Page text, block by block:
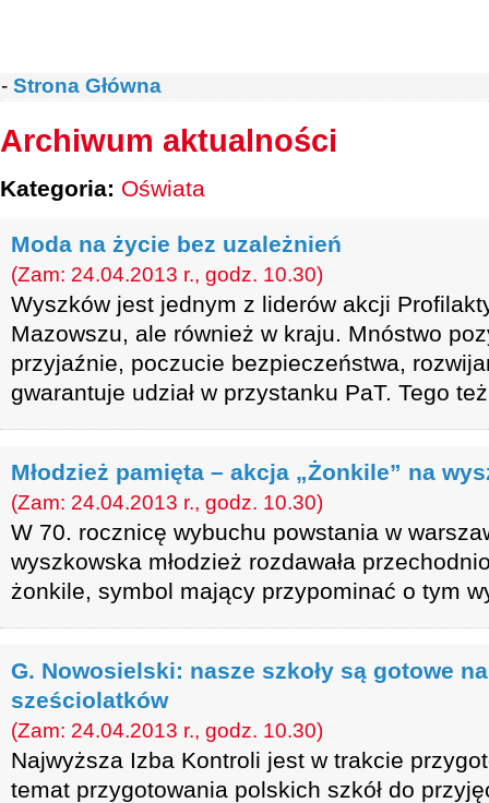
- Strona Główna
Archiwum aktualności
Kategoria: Oświata
Moda na życie bez uzależnień
(Zam: 24.04.2013 r., godz. 10.30)
Wyszków jest jednym z liderów akcji
Mazowszu, ale również w kraju. Mnóstwo
przyjaźnie, poczucie bezpieczeństwa,
gwarantuje udział w przystanku PaT. Tego
Młodzież pamięta – akcja „Żonkile” na
(Zam: 24.04.2013 r., godz. 10.30)
W 70. rocznicę wybuchu powstania w
wyszkowska młodzież rozdawała
żonkile, symbol mający przypominać o tym
G. Nowosielski: nasze szkoły są gotowe
sześciolatków
(Zam: 24.04.2013 r., godz. 10.30)
Najwyższa Izba Kontroli jest w trakcie
temat przygotowania polskich szkół do